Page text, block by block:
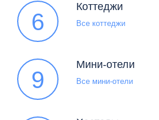
6
Коттеджи
Все коттеджи
9
Мини-отели
Все мини-отели